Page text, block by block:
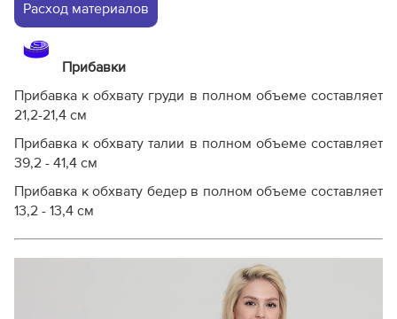
Расход материалов
Прибавки
Прибавка к обхвату груди в полном объеме составляет
21,2-21,4 см
Прибавка к обхвату талии в полном объеме составляет
39,2 - 41,4 см
Прибавка к обхвату бедер в полном объеме составляет
13,2 - 13,4 см